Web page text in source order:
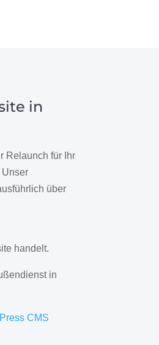
in
Relaunch für Ihr
über
handelt.
in
CMS